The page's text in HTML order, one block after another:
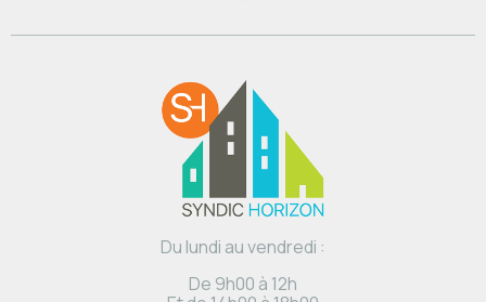
Du lundi au vendredi :
De 9h00 à 12h